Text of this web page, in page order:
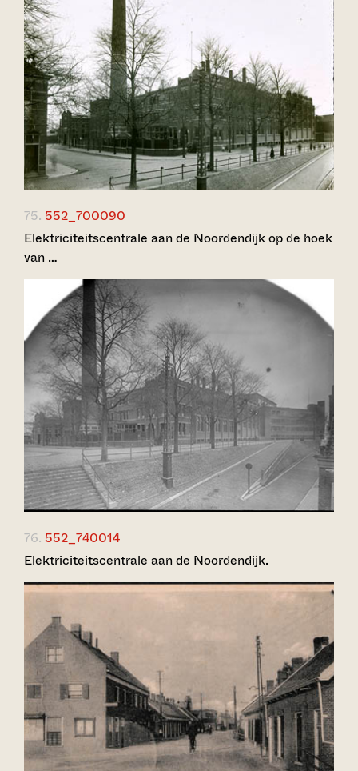
75. 552_700090
Elektriciteitscentrale aan de Noordendijk op de hoek
van …
76. 552_740014
Elektriciteitscentrale aan de Noordendijk.